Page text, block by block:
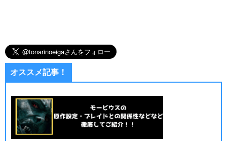
オススメ記事！